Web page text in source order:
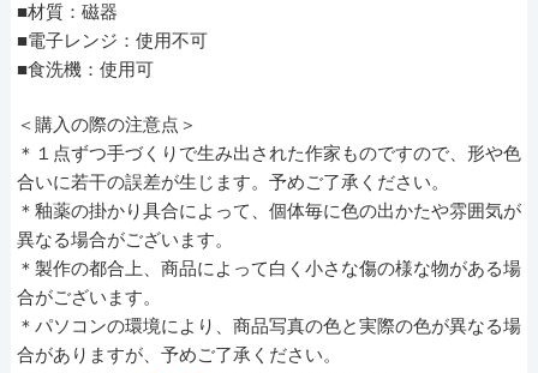
■材質：磁器
■電子レンジ：使用不可
■食洗機：使用可
＜購入の際の注意点＞
＊１点ずつ手づくりで生み出された作家ものですので、形や色
合いに若干の誤差が生じます。予めご了承ください。
＊釉薬の掛かり具合によって、個体毎に色の出かたや雰囲気が
異なる場合がございます。
＊製作の都合上、商品によって白く小さな傷の様な物がある場
合がございます。
＊パソコンの環境により、商品写真の色と実際の色が異なる場
合がありますが、予めご了承ください。